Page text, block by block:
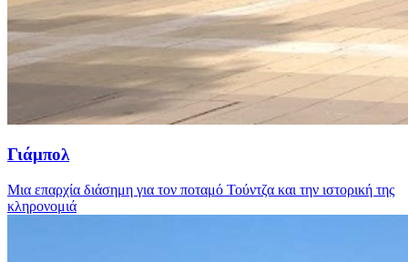
Γιάμπολ
Μια επαρχία διάσημη για τον ποταμό Τούντζα και την ιστορική της
κληρονομιά